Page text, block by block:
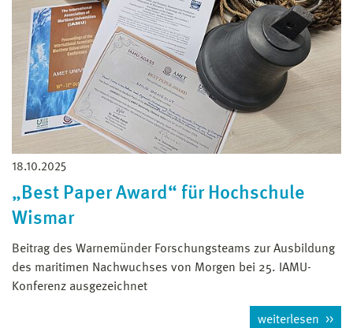
18.10.2025
„Best Paper Award“ für Hochschule
Wismar
Beitrag des Warnemünder Forschungsteams zur Ausbildung
des maritimen Nachwuchses von Morgen bei 25. IAMU-
Konferenz ausgezeichnet
weiterlesen